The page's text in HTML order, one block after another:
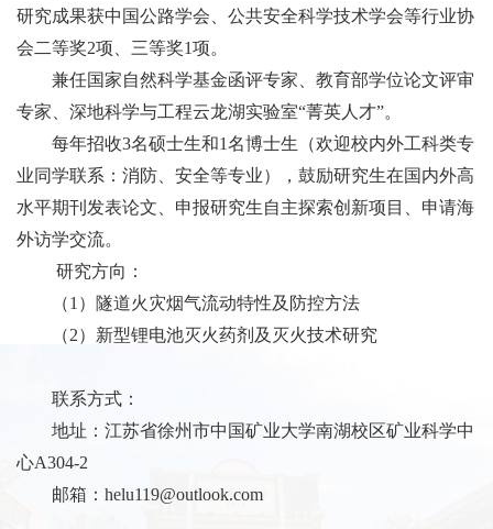
研究成果获中国公路学会、公共安全科学技术学会等行业协
会二等奖2项、三等奖1项。
兼任国家自然科学基金函评专家、教育部学位论文评审
专家、深地科学与工程云龙湖实验室“菁英人才”。
每年招收3名硕士生和1名博士生（欢迎校内外工科类专
业同学联系：消防、安全等专业），鼓励研究生在国内外高
水平期刊发表论文、申报研究生自主探索创新项目、申请海
外访学交流。
研究方向：
（1 ）隧道火灾烟气流动特性及防控方法
（2）新型锂电池灭火药剂及灭火技术研究
联系方式：
地址：江苏省徐州市中国矿业大学南湖校区矿业科学中
心A304-2
邮箱： helu119@outlook.com